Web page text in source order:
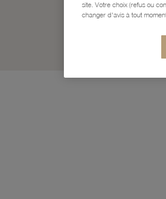
site. Votre choix (refus ou
changer d'avis à tout